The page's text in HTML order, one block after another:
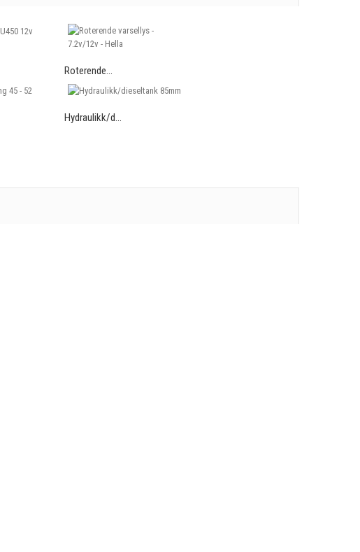
Roterende...
Hydraulikk/d...